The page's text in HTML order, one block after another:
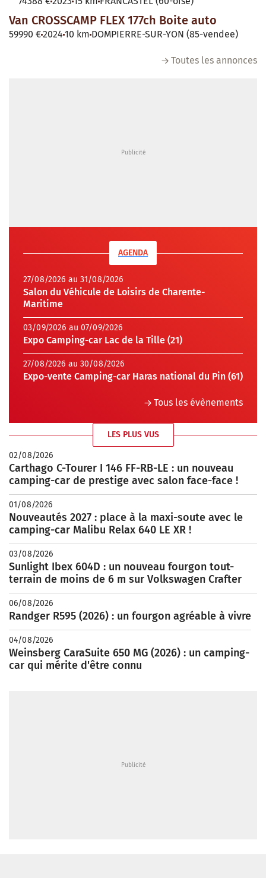
Van CROSSCAMP FLEX 177ch Boite auto
59990 €2024 10 km DOMPIERRE-SUR-YON (85-vendee)
Toutes les annonces
AGENDA
27/08/2026 au 31/08/2026
Salon du Véhicule de Loisirs de Charente-
Maritime
03/09/2026 au 07/09/2026
Expo Camping-car Lac de la Tille (21)
27/08/2026 au 30/08/2026
Expo-vente Camping-car Haras national du Pin (61)
Tous les évènements
LES PLUS VUS
02/08/2026
Carthago C-Tourer I 146 FF-RB-LE : un nouveau
camping-car de prestige avec salon face-face !
01/08/2026
Nouveautés 2027 : place à la maxi-soute avec le
camping-car Malibu Relax 640 LE XR !
03/08/2026
Sunlight Ibex 604D : un nouveau fourgon tout-
terrain de moins de 6 m sur Volkswagen Crafter
06/08/2026
Randger R595 (2026) : un fourgon agréable à vivre
04/08/2026
Weinsberg CaraSuite 650 MG (2026) : un camping-
car qui mérite d'être connu